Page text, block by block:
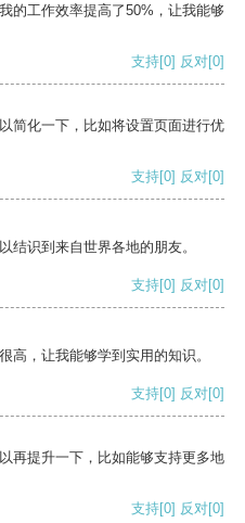
的工作效率提高了50%，让我能够
支持[0] 反对[0]
简化一下，比如将设置页面进行优
支持[0] 反对[0]
结识到来自世界各地的朋友。
支持[0] 反对[0]
高，让我能够学到实用的知识。
支持[0] 反对[0]
再提升一下，比如能够支持更多地
支持[0] 反对[0]